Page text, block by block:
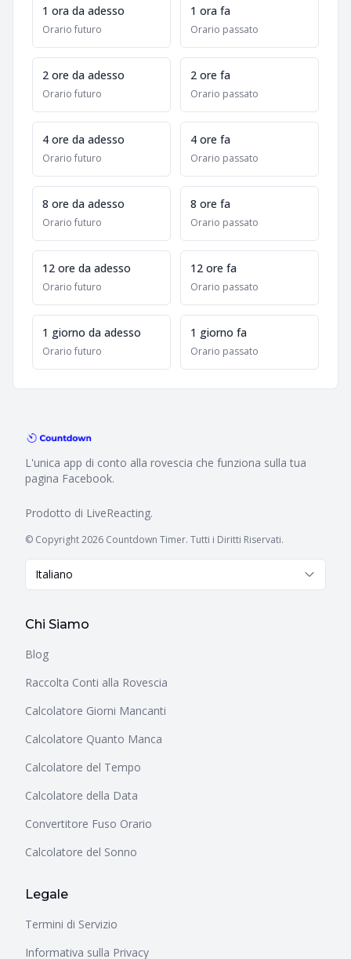
1 ora da adesso
Orario futuro
1 ora fa
Orario passato
2 ore da adesso
Orario futuro
2 ore fa
Orario passato
4 ore da adesso
Orario futuro
4 ore fa
Orario passato
8 ore da adesso
Orario futuro
8 ore fa
Orario passato
12 ore da adesso
Orario futuro
12 ore fa
Orario passato
1 giorno da adesso
Orario futuro
1 giorno fa
Orario passato
L'unica app di conto alla rovescia che funziona sulla tua
pagina Facebook.
Prodotto di LiveReacting.
© Copyright 2026 Countdown Timer. Tutti i Diritti Riservati.
Italiano
Chi Siamo
Blog
Raccolta Conti alla Rovescia
Calcolatore Giorni Mancanti
Calcolatore Quanto Manca
Calcolatore del Tempo
Calcolatore della Data
Convertitore Fuso Orario
Calcolatore del Sonno
Legale
Termini di Servizio
Informativa sulla Privacy